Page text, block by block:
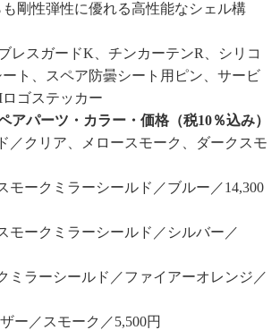
剛性弾性に優れる高性能なシェル構
レスガードK、チンカーテンR、シリコ
ト、スペア防曇シート用ピン、サービ
ゴステッカー
アパーツ・カラー・価格（税10％込み）
／クリア、メロースモーク、ダークスモ
モークミラーシールド／ブルー／14,300
モークミラーシールド／シルバー／
ミラーシールド／ファイアーオレンジ／
ー／スモーク／5,500円